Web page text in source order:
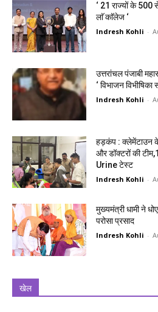
‘ 21 राज्यों के 500
लाॅ काॅलेज ‘
Indresh Kohli -
उत्तरांचल पंजाबी
‘ विभाजन विभीषिका
Indresh Kohli -
हड़कंप : क्लेमेंटाउन
और डॉक्टरों की
Urine टेस्ट
Indresh Kohli -
मुख्यमंत्री धामी ने
परोसा प्रसाद
Indresh Kohli -
खेल